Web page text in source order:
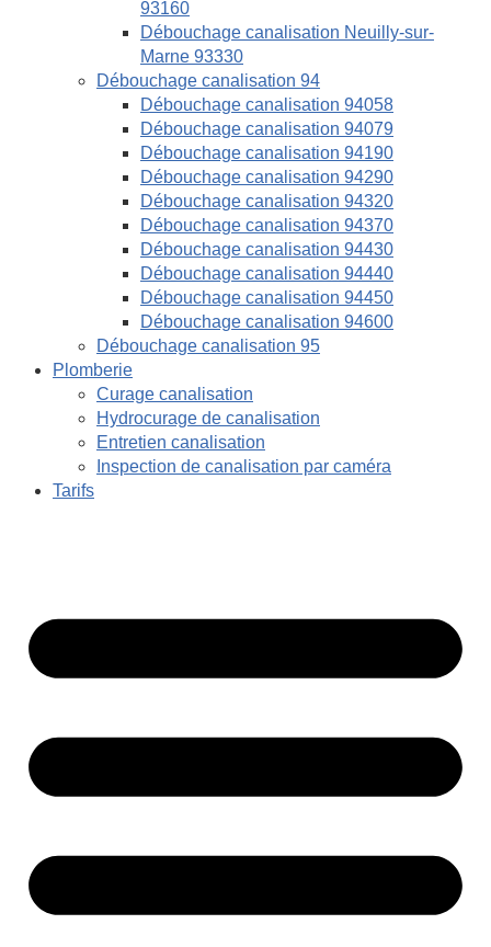
93160
Débouchage canalisation Neuilly-sur-
Marne 93330
Débouchage canalisation 94
Débouchage canalisation 94058
Débouchage canalisation 94079
Débouchage canalisation 94190
Débouchage canalisation 94290
Débouchage canalisation 94320
Débouchage canalisation 94370
Débouchage canalisation 94430
Débouchage canalisation 94440
Débouchage canalisation 94450
Débouchage canalisation 94600
Débouchage canalisation 95
Plomberie
Curage canalisation
Hydrocurage de canalisation
Entretien canalisation
Inspection de canalisation par caméra
Tarifs